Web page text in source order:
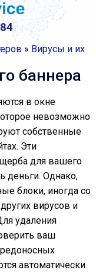
»Вирусы и их
баннера
в окне
невозможно
собственные
Эти
для вашего
деньги. Однако,
блоки, иногда со
вирусов и
удаления
ваш
автоматически.